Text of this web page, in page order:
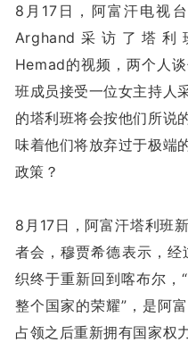
8月17日，阿富汗电视
Arghand采访了塔利
Hemad的视频，两个人
班成员接受一位女主持人
的塔利班将会按他们所说
味着他们将放弃过于极端
政策？
8月17日，阿富汗塔利班
者会，穆贾希德表示，
织终于重新回到喀布尔，
整个国家的荣耀”，是阿
占领之后重新拥有国家权